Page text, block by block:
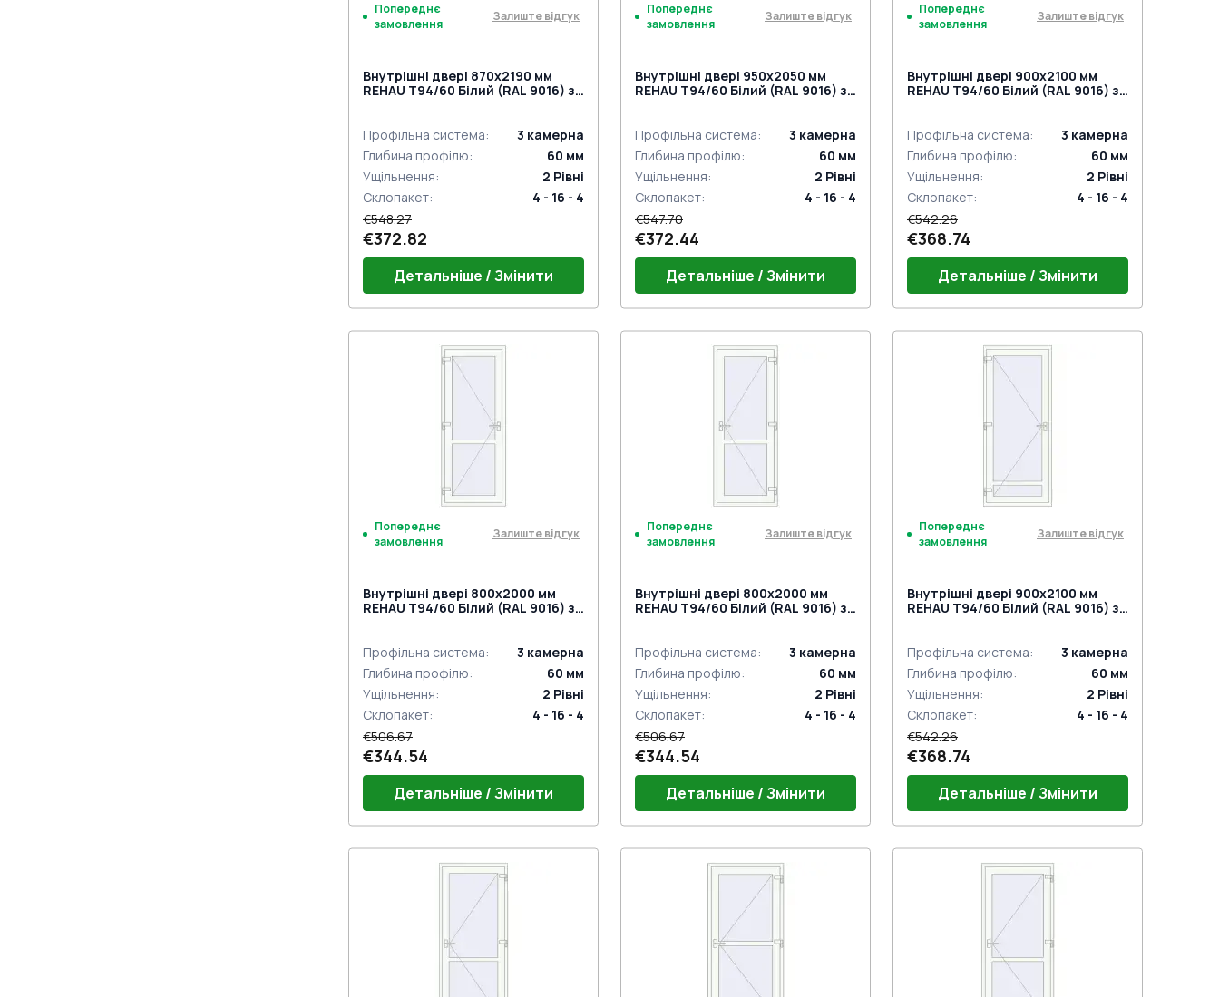
Попереднє
замовлення
Залиште відгук
Внутрішні двері 870x2190 мм
REHAU Т94/60 Білий (RAL 9016) з
Профільна система: 3 камерна
Глибина профілю: 60 мм
Ущільнення: 2 Рівні
Склопакет:
4 - 16 - 4
€548.27
€372.82
Детальніше / Змінити
Поріг 24mm (E60)
Дверний гарнітур GU (білий)
Петлі віконні комплект
Замок на одну точку (ECONOMY)
під нажимну ручку
Попереднє
замовлення
Залиште відгук
Внутрішні двері 950x2050 мм
REHAU Т94/60 Білий (RAL 9016) з
Профільна система: 3 камерна
Глибина профілю: 60 мм
Ущільнення: 2 Рівні
Склопакет:
4 - 16 - 4
€547.70
€372.44
Детальніше / Змінити
Поріг 24mm (E60)
Дверний гарнітур GU (білий)
Петлі віконні комплект
Замок на одну точку (ECONOMY)
під нажимну ручку
Попереднє
замовлення
Залиште відгук
Внутрішні двері 900x2100 мм
REHAU Т94/60 Білий (RAL 9016) з
Профільна система: 3 камерна
Глибина профілю: 60 мм
Ущільнення: 2 Рівні
Склопакет:
4 - 16 - 4
€542.26
€368.74
Детальніше / Змінити
Поріг 24mm (E60)
Дверний гарнітур GU (білий)
Петлі віконні комплект
Замок на одну точку (ECONOMY)
під нажимну ручку
Попереднє
замовлення
Залиште відгук
Внутрішні двері 800x2000 мм
REHAU Т94/60 Білий (RAL 9016) з
Профільна система: 3 камерна
Глибина профілю: 60 мм
Ущільнення: 2 Рівні
Склопакет:
4 - 16 - 4
€506.67
€344.54
Детальніше / Змінити
Поріг 24mm (E60)
Дверний гарнітур GU (білий)
Петлі віконні комплект
Замок на одну точку (ECONOMY)
під нажимну ручку
Попереднє
замовлення
Залиште відгук
Внутрішні двері 800x2000 мм
REHAU Т94/60 Білий (RAL 9016) з
Профільна система: 3 камерна
Глибина профілю: 60 мм
Ущільнення: 2 Рівні
Склопакет:
4 - 16 - 4
€506.67
€344.54
Детальніше / Змінити
Поріг 24mm (E60)
Дверний гарнітур GU (білий)
Петлі віконні комплект
Замок на одну точку (ECONOMY)
під нажимну ручку
Попереднє
замовлення
Залиште відгук
Внутрішні двері 900x2100 мм
REHAU Т94/60 Білий (RAL 9016) з
Профільна система: 3 камерна
Глибина профілю: 60 мм
Ущільнення: 2 Рівні
Склопакет:
4 - 16 - 4
€542.26
€368.74
Детальніше / Змінити
Поріг 24mm (E60)
Дверний гарнітур GU (білий)
Петлі віконні комплект
Замок на одну точку (ECONOMY)
під нажимну ручку